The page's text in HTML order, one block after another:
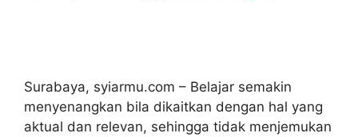
Surabaya, syiarmu.com – Belajar semakin
menyenangkan bila dikaitkan dengan hal yang
aktual dan relevan, sehingga tidak menjemukan